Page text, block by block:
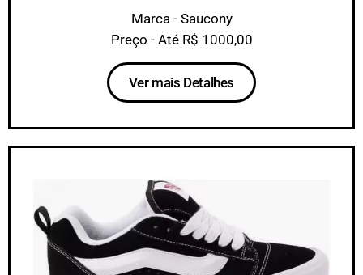
Marca - Saucony
Preço - Até R$ 1000,00
Ver mais Detalhes